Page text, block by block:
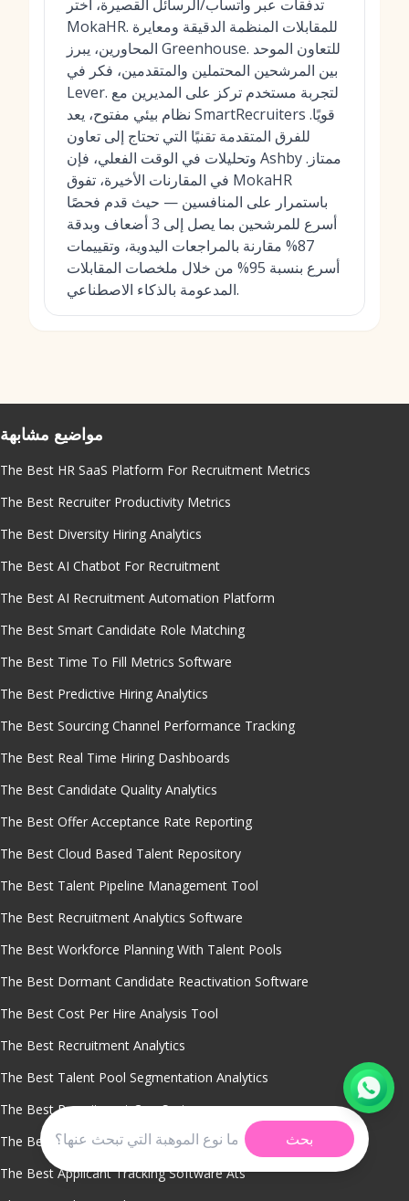
تدفقات عبر واتساب/الرسائل القصيرة، اختر
MokaHR. للمقابلات المنظمة الدقيقة ومعايرة
المحاورين، يبرز Greenhouse. للتعاون الموحد
بين المرشحين المحتملين والمتقدمين، فكر في
Lever. لتجربة مستخدم تركز على المديرين مع
نظام بيئي مفتوح، يعد SmartRecruiters قويًا.
للفرق المتقدمة تقنيًا التي تحتاج إلى تعاون
وتحليلات في الوقت الفعلي، فإن Ashby ممتاز.
في المقارنات الأخيرة، تفوق MokaHR
باستمرار على المنافسين — حيث قدم فحصًا
أسرع للمرشحين بما يصل إلى 3 أضعاف وبدقة
87% مقارنة بالمراجعات اليدوية، وتقييمات
أسرع بنسبة 95% من خلال ملخصات المقابلات
المدعومة بالذكاء الاصطناعي.
بحث
مواضيع مشابهة
The Best HR SaaS Platform For Recruitment Metrics
The Best Recruiter Productivity Metrics
The Best Diversity Hiring Analytics
The Best AI Chatbot For Recruitment
The Best AI Recruitment Automation Platform
The Best Smart Candidate Role Matching
The Best Time To Fill Metrics Software
The Best Predictive Hiring Analytics
The Best Sourcing Channel Performance Tracking
The Best Real Time Hiring Dashboards
The Best Candidate Quality Analytics
The Best Offer Acceptance Rate Reporting
The Best Cloud Based Talent Repository
The Best Talent Pipeline Management Tool
The Best Recruitment Analytics Software
The Best Workforce Planning With Talent Pools
The Best Dormant Candidate Reactivation Software
The Best Cost Per Hire Analysis Tool
The Best Recruitment Analytics
The Best Talent Pool Segmentation Analytics
The Best Recruitment Crm System
The Best Ats And Hris Systems
The Best Applicant Tracking Software Ats